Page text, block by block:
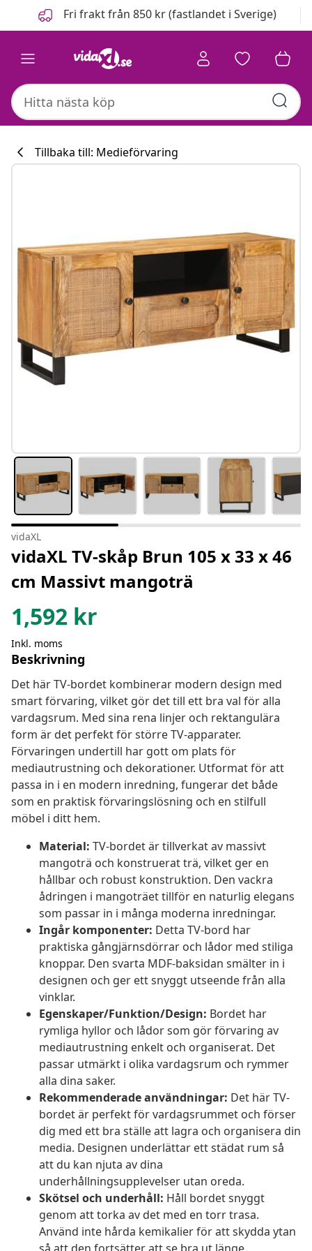
FöregåendeFri frakt från 850 kr (fastlandet i Sverige)
Tillbaka till: Medieförvaring
vidaXL
vidaXL TV-skåp Brun 105 x 33 x 46
cm Massivt mangoträ
1,592 kr
Inkl. moms
Beskrivning
Det här TV-bordet kombinerar modern design med
smart förvaring, vilket gör det till ett bra val för alla
vardagsrum. Med sina rena linjer och rektangulära
form är det perfekt för större TV-apparater.
Förvaringen undertill har gott om plats för
mediautrustning och dekorationer. Utformat för att
passa in i en modern inredning, fungerar det både
som en praktisk förvaringslösning och en stilfull
möbel i ditt hem.
Material: TV-bordet är tillverkat av massivt
mangoträ och konstruerat trä, vilket ger en
hållbar och robust konstruktion. Den vackra
ådringen i mangoträet tillför en naturlig elegans
som passar in i många moderna inredningar.
Ingår komponenter: Detta TV-bord har
praktiska gångjärnsdörrar och lådor med stiliga
knoppar. Den svarta MDF-baksidan smälter in i
designen och ger ett snyggt utseende från alla
vinklar.
Egenskaper/Funktion/Design: Bordet har
rymliga hyllor och lådor som gör förvaring av
mediautrustning enkelt och organiserat. Det
passar utmärkt i olika vardagsrum och rymmer
alla dina saker.
Rekommenderade användningar: Det här TV-
bordet är perfekt för vardagsrummet och förser
dig med ett bra ställe att lagra och organisera din
media. Designen underlättar ett städat rum så
att du kan njuta av dina
underhållningsupplevelser utan oreda.
Skötsel och underhåll: Håll bordet snyggt
genom att torka av det med en torr trasa.
Använd inte hårda kemikalier för att skydda ytan